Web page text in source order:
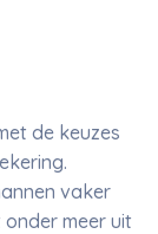
de keuzes
vaker
meer uit